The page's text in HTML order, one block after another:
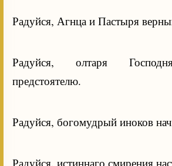
Радуйся, Агнца и Пастыря
Радуйся, олтаря
предстоятелю.
Радуйся, богомудрый иноков
Радуйся, истиннаго смирения